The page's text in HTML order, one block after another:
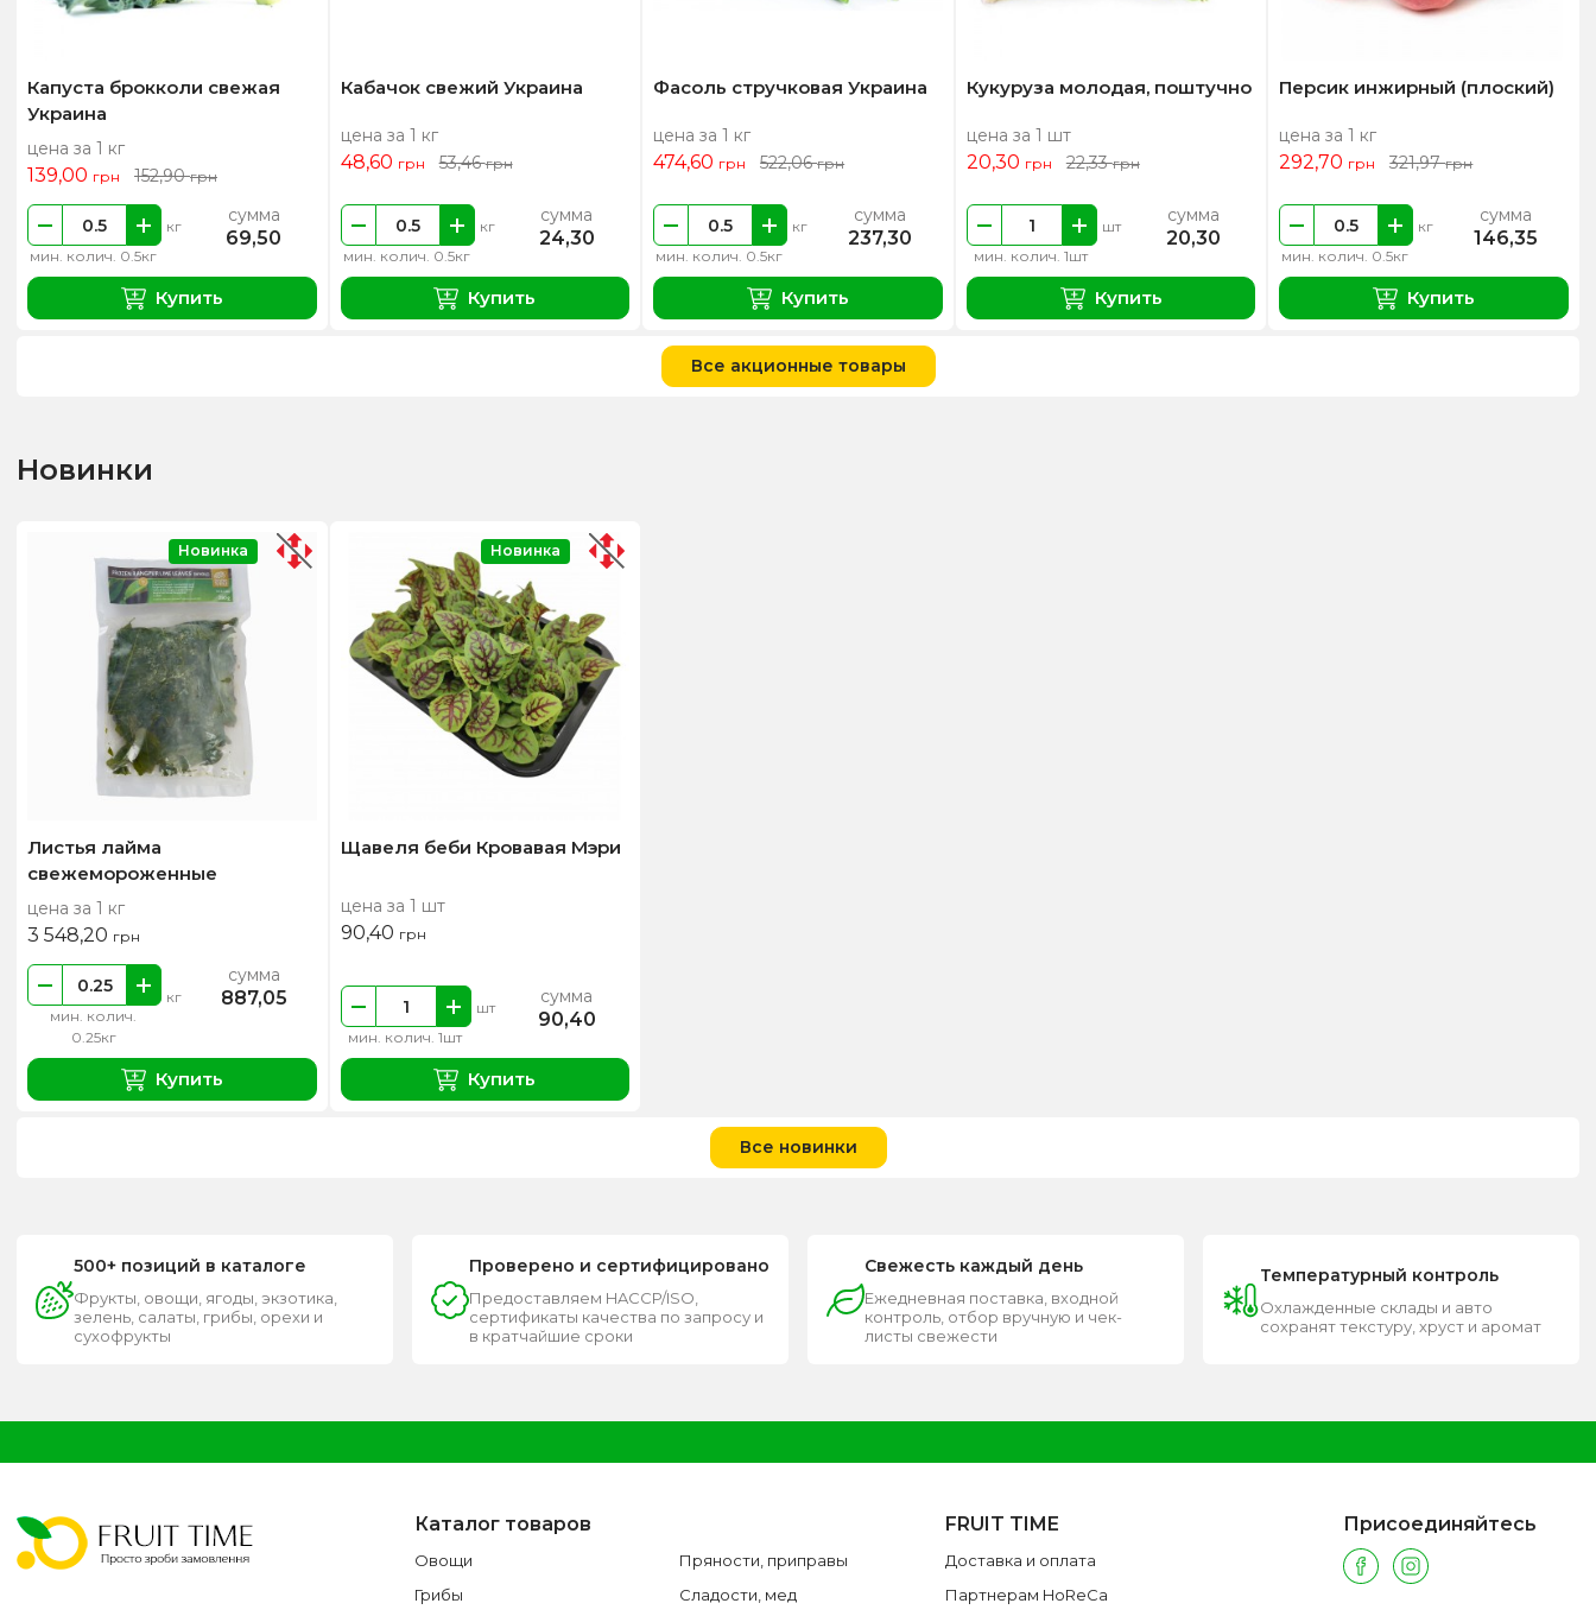
Капуста брокколи свежая
Украина
цена за 1 кг
139,00 грн 152,90грн
мин. колич. 0.5кг
кг сумма
69,50
Купить
Кабачок свежий Украина
цена за 1 кг
48,60 грн 53,46грн
мин. колич. 0.5кг
кг сумма
24,30
Купить
Фасоль стручковая Украина
цена за 1 кг
474,60 грн 522,06грн
мин. колич. 0.5кг
кг сумма
237,30
Купить
Кукуруза молодая, поштучно
цена за 1 шт
20,30 грн 22,33грн
мин. колич. 1шт
шт сумма
20,30
Купить
Персик инжирный (плоский)
цена за 1 кг
292,70 грн 321,97грн
мин. колич. 0.5кг
кг сумма
146,35
Купить
Все акционные товары
Новинки
Листья лайма
свежемороженные
цена за 1 кг
3 548,20 грн
мин. колич.
0.25кг
кг
сумма
887,05
Купить
Новинка
Щавеля беби Кровавая Мэри
цена за 1 шт
90,40 грн
мин. колич. 1шт
шт сумма
90,40
Купить
Новинка
Все новинки
500+ позиций в каталоге
Фрукты, овощи, ягоды, экзотика,
зелень, салаты, грибы, орехи и
сухофрукты
Проверено и сертифицировано
Предоставляем HACCP/ISO,
сертификаты качества по запросу и
в кратчайшие сроки
Свежесть каждый день
Ежедневная поставка, входной
контроль, отбор вручную и чек-
листы свежести
Температурный контроль
Охлажденные склады и авто
сохранят текстуру, хруст и аромат
Каталог товаров
Овощи
Грибы
Пряности, приправы
Сладости, мед
FRUIT TIME
Доставка и оплата
Партнерам HoReCa
Присоединяйтесь